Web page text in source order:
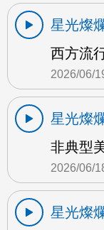
星光燦
西方流
2026/06/
星光燦
非典型
2026/06/
星光燦